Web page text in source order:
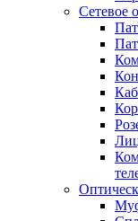
Сетевое